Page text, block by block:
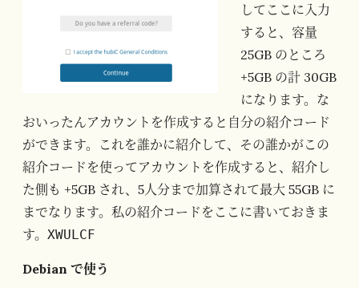
してここに入力
すると、容量
25GB のところ
+5GB の計 30GB
になります。な
おいったんアカウントを作成すると自分の紹介コード
ができます。これを誰かに紹介して、その誰かがこの
紹介コードを使ってアカウントを作成すると、紹介し
た側も +5GB され、5人分まで加算されて最大 55GB に
までなります。私の紹介コードをここに書いておきま
す。 XWULCF
Debian で使う